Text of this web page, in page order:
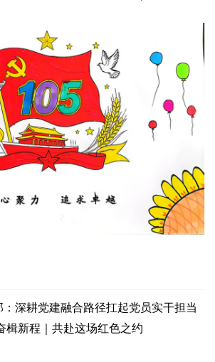
：深耕党建融合路径扛起党员实干担当
楫新程｜共赴这场红色之约